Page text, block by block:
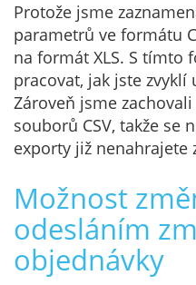
Protože jsme
parametrů ve formátu
na formát XLS. S tímto
pracovat, jak jste
Zároveň jsme
souborů CSV, takže se
exporty již nenahrajete
Možnost
odesláním
objednávky